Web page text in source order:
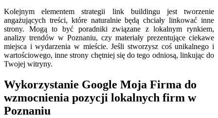
Kolejnym elementem strategii link buildingu jest tworzenie
angażujących treści, które naturalnie będą chciały linkować inne
strony. Mogą to być poradniki związane z lokalnym rynkiem,
analizy trendów w Poznaniu, czy materiały prezentujące ciekawe
miejsca i wydarzenia w mieście. Jeśli stworzysz coś unikalnego i
wartościowego, inne strony chętniej się do tego odniosą, linkując do
Twojej witryny.
Wykorzystanie Google Moja Firma do
wzmocnienia pozycji lokalnych firm w
Poznaniu